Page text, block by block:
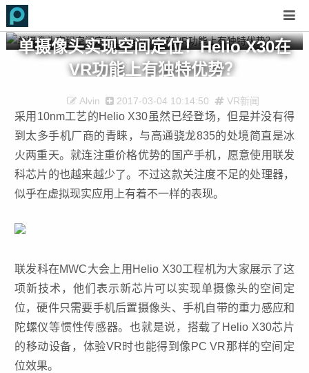
单摄像头实现空间定位！Helio X30在
VR功能上有独特优势？
Alvin 2017-03-04 10:14:50 VR新闻
采用10nm工艺的Helio X30虽然已经登场，但是并没有得
到太多手机厂商的青睐，与高通骁龙835的处境简直是冰
火两重天。就连注重价格优势的国产手机，愿意使用联发
科芯片的也越来越少了。不过这款关注度不足的处理器，
似乎在虚拟现实应用上有着不一样的表现。
联发科在MWC大会上用Helio X30工程机为大家展示了这
项新技术，他们表示新芯片可以实现单摄像头的空间定
位，硬件只需要手机后置摄像头、手机自带的重力感应和
陀螺仪等惯性传感器。也就是说，搭载了Helio X30芯片
的移动设备，体验VR时也能得到像PC VR那样的空间定
位效果。